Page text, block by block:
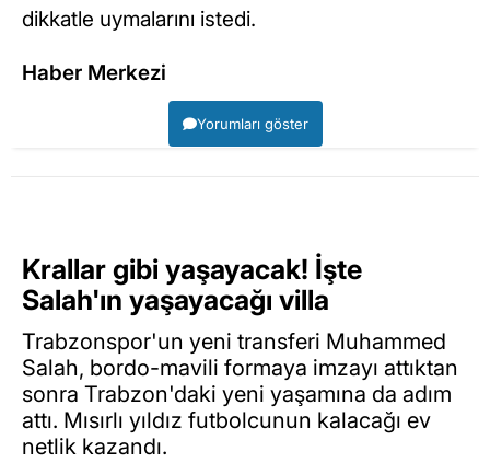
dikkatle uymalarını istedi.
Haber Merkezi
Yorumları göster
Krallar gibi yaşayacak! İşte
Salah'ın yaşayacağı villa
Trabzonspor'un yeni transferi Muhammed
Salah, bordo-mavili formaya imzayı attıktan
sonra Trabzon'daki yeni yaşamına da adım
attı. Mısırlı yıldız futbolcunun kalacağı ev
netlik kazandı.